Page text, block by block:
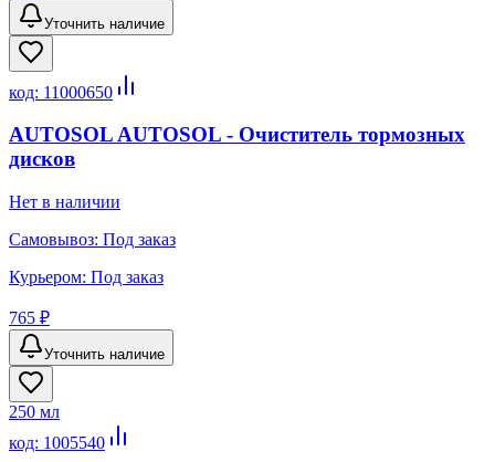
Уточнить наличие
код: 11000650
AUTOSOL AUTOSOL - Очиститель тормозных
дисков
Нет в наличии
Самовывоз: Под заказ
Курьером: Под заказ
765 ₽
Уточнить наличие
250 мл
код: 1005540